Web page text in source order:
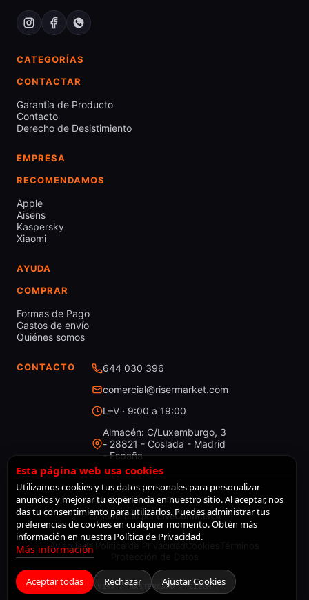
CATEGORÍAS
CONTACTAR
Garantía de Producto
Contacto
Derecho de Desistimiento
EMPRESA
RECOMENDAMOS
Apple
Aisens
Kaspersky
Xiaomi
AYUDA
COMPRAR
Formas de Pago
Gastos de envío
Quiénes somos
CONTACTO
644 030 396
comercial@risermarket.com
L–V · 9:00 a 19:00
Almacén: C/Luxemburgo, 3
- 28821 - Coslada - Madrid
- España
© 2026 RiserMarket · Todos los derechos reservados
Desarrollado porLiveCommerce
Aviso legal
VISA MASTERCARD BIZUM
Esta página web usa cookies
Utilizamos cookies y tus datos personales para personalizar
anuncios y mejorar tu experiencia en nuestro sitio. Al aceptar, nos
das tu consentimiento para utilizarlos. Puedes administrar tus
preferencias de cookies en cualquier momento. Obtén más
información en nuestra Política de Privacidad.
Más información
Aceptar todas Rechazar Ajustar Cookies